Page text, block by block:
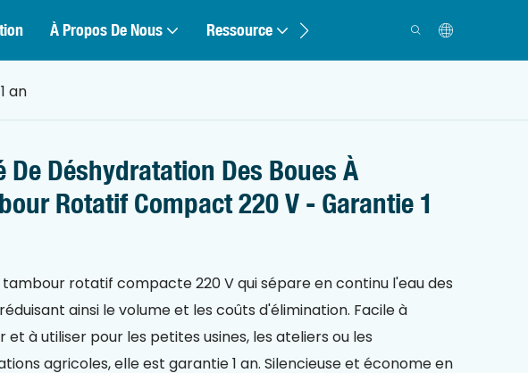
À Propos De Nous Ressource
an
De Déshydratation Des Boues À
Rotatif Compact 220 V - Garantie 1
tambour rotatif compacte 220 V qui sépare en continu l'eau des
ainsi le volume et les coûts d'élimination. Facile à
et à utiliser pour les petites usines, les ateliers ou les
agricoles, elle est garantie 1 an. Silencieuse et économe en